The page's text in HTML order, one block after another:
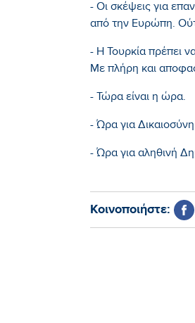
- Οι σκέψεις για
από την Ευρώπη.
- Η Τουρκία πρέπει
Με πλήρη και
- Τώρα είναι η ώρα.
- Ώρα για
- Ώρα για αληθινή
Κοινοποιήστε: